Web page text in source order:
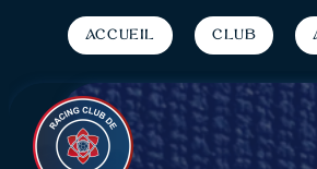
Accueil Club